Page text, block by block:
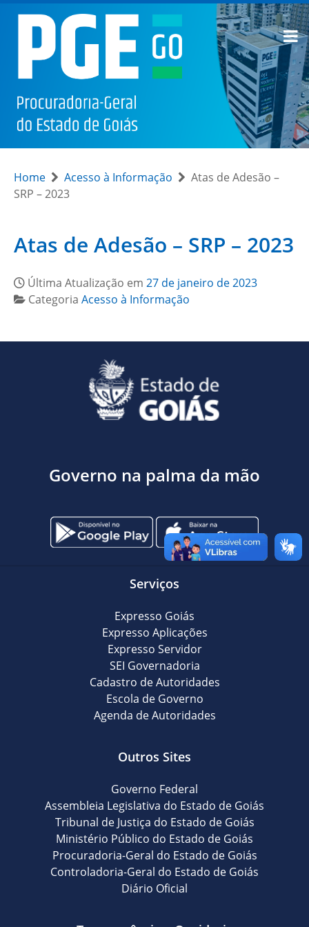
Home Acesso à Informação
Atas de Adesão –
SRP – 2023
Atas de Adesão – SRP – 2023
Última Atualização em 27 de janeiro de 2023
Categoria Acesso à Informação
Governo na palma da mão
Serviços
Expresso Goiás
Expresso Aplicações
Expresso Servidor
SEI Governadoria
Cadastro de Autoridades
Escola de Governo
Agenda de Autoridades
Outros Sites
Governo Federal
Assembleia Legislativa do Estado de Goiás
Tribunal de Justiça do Estado de Goiás
Ministério Público do Estado de Goiás
Procuradoria-Geral do Estado de Goiás
Controladoria-Geral do Estado de Goiás
Diário Oficial